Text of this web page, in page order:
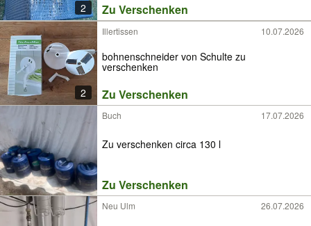
2 Zu Verschenken
2
Illertissen 10.07.2026
bohnenschneider von Schulte zu
verschenken
Zu Verschenken
Buch 17.07.2026
Zu verschenken circa 130 l
Zu Verschenken
Neu Ulm 26.07.2026